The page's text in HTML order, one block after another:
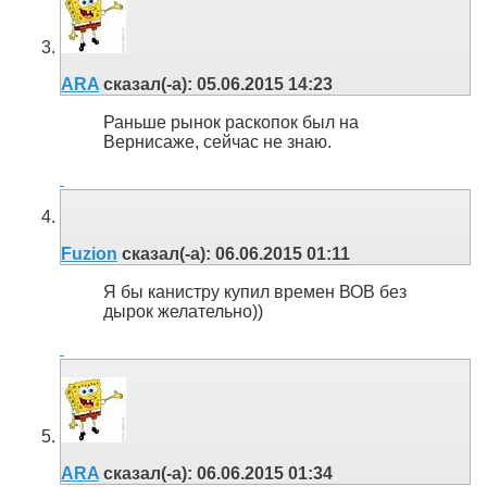
ARA сказал(-а): 05.06.2015 14:23
Раньше рынок раскопок был на
Вернисаже, сейчас не знаю.
Fuzion сказал(-а): 06.06.2015 01:11
Я бы канистру купил времен ВОВ без
дырок желательно))
ARA сказал(-а): 06.06.2015 01:34